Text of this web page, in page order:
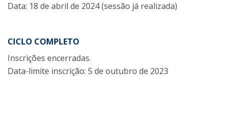
Data: 18 de abril de 2024 (sessão já realizada)
CICLO COMPLETO
Inscrições encerradas.
Data-limite inscrição: 5 de outubro de 2023